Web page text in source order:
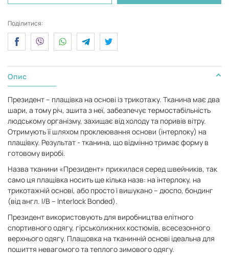
Поділитися:
Опис
Президент – плащівка на основі із трикотажу. Тканина має два
шари, а тому річ, зшита з неї, забезпечує термостабільність
людському організму, захищає від холоду та поривів вітру.
Отримують її шляхом проклеювання основи (інтерлоку) на
плащівку. Результат - тканина, що відмінно тримає форму в
готовому виробі.
Назва тканини «Президент» прижилася серед швейників, так
само ця плащівка носить ще кілька назв: на інтерлоку, на
трикотажній основі, або просто і вишукано – дюспо, бондинг
(від англ. I/B – Interlock Bonded).
Президент використовують для виробництва елітного
спортивного одягу, гірськолижних костюмів, всесезонного
верхнього одягу. Плащовка на тканинній основі ідеальна для
пошиття невагомого та теплого зимового одягу.